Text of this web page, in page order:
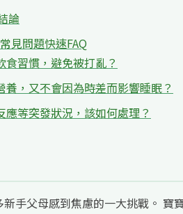
論
見問題快速FAQ
習慣，避免被打亂？
，又不會因為時差而影響睡眠？
等突發狀況，該如何處理？
手父母感到焦慮的一大挑戰。 寶